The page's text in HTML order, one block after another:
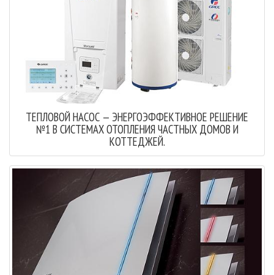
ТЕПЛОВОЙ НАСОС — ЭНЕРГОЭФФЕКТИВНОЕ РЕШЕНИЕ
№1 В СИСТЕМАХ ОТОПЛЕНИЯ ЧАСТНЫХ ДОМОВ И
КОТТЕДЖЕЙ.